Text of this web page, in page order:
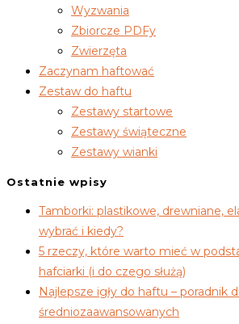
Wyzwania
Zbiorcze PDFy
Zwierzęta
Zaczynam haftować
Zestaw do haftu
Zestawy startowe
Zestawy świąteczne
Zestawy wianki
Ostatnie wpisy
Tamborki: plastikowe, drewniane,
wybrać i kiedy?
5 rzeczy, które warto mieć w
hafciarki (i do czego służą)
Najlepsze igły do haftu – poradnik
średniozaawansowanych